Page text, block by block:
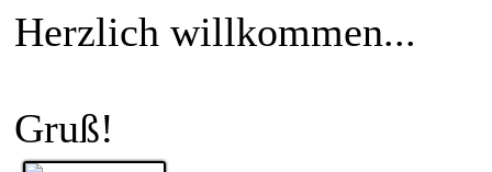
Herzlich willkommen...
Gruß!